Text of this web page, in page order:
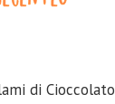
di Cioccolato